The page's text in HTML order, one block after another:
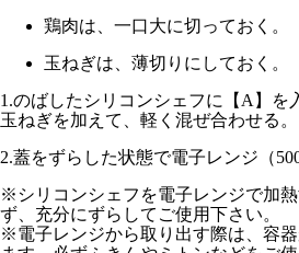
鶏肉は、一口大に切っておく。
玉ねぎは、薄切りにしておく。
1.のばしたシリコンシェフに【A】を
玉ねぎを加えて、軽く混ぜ合わせる。
2.蓋をずらした状態で電子レンジ（
※シリコンシェフを電子レンジで加
ず、充分にずらしてご使用下さい。
※電子レンジから取り出す際は、容